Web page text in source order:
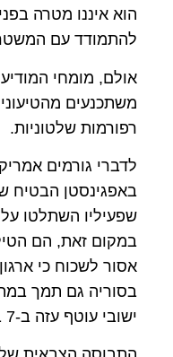
הוא איננו מטרה
להתמודד עם
אולם, מומחי
משתכנעים
רפורמות שלטוניות.
לדברי גורמים
באפגינסטן הבטיח
במקום זאת, הם
אסור לשכוח כי
בסוריה גם תמך
ישובי עוטף עזה ב-7 באוקטובר 2023.